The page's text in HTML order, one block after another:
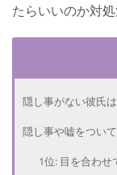
たらいいのか対処
隠し事がない彼氏
隠し事や嘘をつい
1位: 目を合わせ